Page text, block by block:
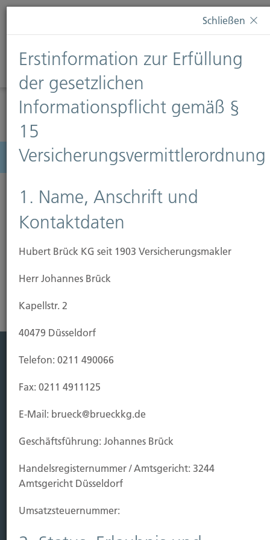
Diese Webseite verwendet Cookies. Wenn Sie weiterhin
Informationen finden Sie auf unserer SeiteDatenschutz
Diese Nachricht nicht erneut anzeigen
Menü
Leben
Vorsorgen
Kauf Grundstück
Baubeginn
Schaden
Schließen
Erstinformation zur Erfüllung
der gesetzlichen
Informationspflicht gemäß §
15
Versicherungsvermittlerordnung
1. Name, Anschrift und
Kontaktdaten
Hubert Brück KG seit 1903 Versicherungsmakler
Herr Johannes Brück
Kapellstr. 2
40479 Düsseldorf
Telefon: 0211 490066
Fax: 0211 4911125
E-Mail: brueck@brueckkg.de
Geschäftsführung: Johannes Brück
Handels­registernummer / Amtsgericht: 3244
Amtsgericht Düsseldorf
Umsatzsteuer­nummer: